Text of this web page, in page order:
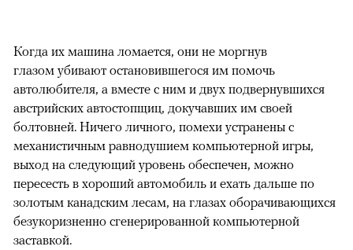
Когда их машина ломается, они не моргнув
глазом убивают остановившегося им помочь
автолюбителя, а вместе с ним и двух подвернувшихся
австрийских автостопщиц, докучавших им своей
болтовней. Ничего личного, помехи устранены с
механистичным равнодушием компьютерной игры,
выход на следующий уровень обеспечен, можно
пересесть в хороший автомобиль и ехать дальше по
золотым канадским лесам, на глазах оборачивающихся
безукоризненно сгенерированной компьютерной
заставкой.